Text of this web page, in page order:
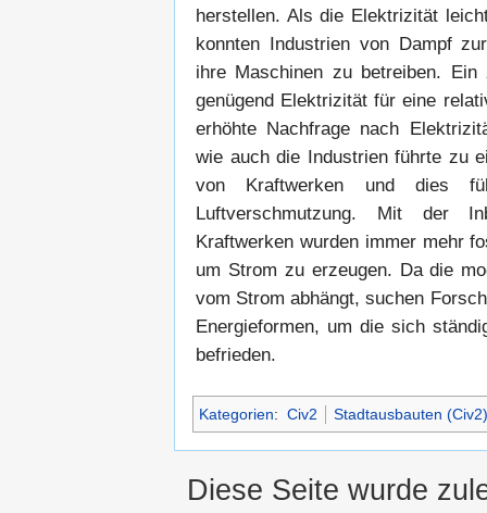
herstellen. Als die Elektrizität
konnten Industrien von Dampf
ihre Maschinen zu betreiben. Ein
genügend Elektrizität für eine
erhöhte Nachfrage nach
wie auch die Industrien führte zu
von Kraftwerken und dies
Luftverschmutzung. Mit der
Kraftwerken wurden immer mehr
um Strom zu erzeugen. Da die
vom Strom abhängt, suchen
Energieformen, um die sich
befrieden.
Kategorien: Civ2 Stadtausbauten (Civ2)
Diese Seite wurde